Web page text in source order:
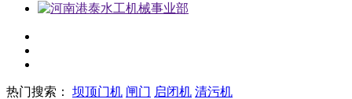
热门搜索： 坝顶门机 闸门 启闭机 清污机